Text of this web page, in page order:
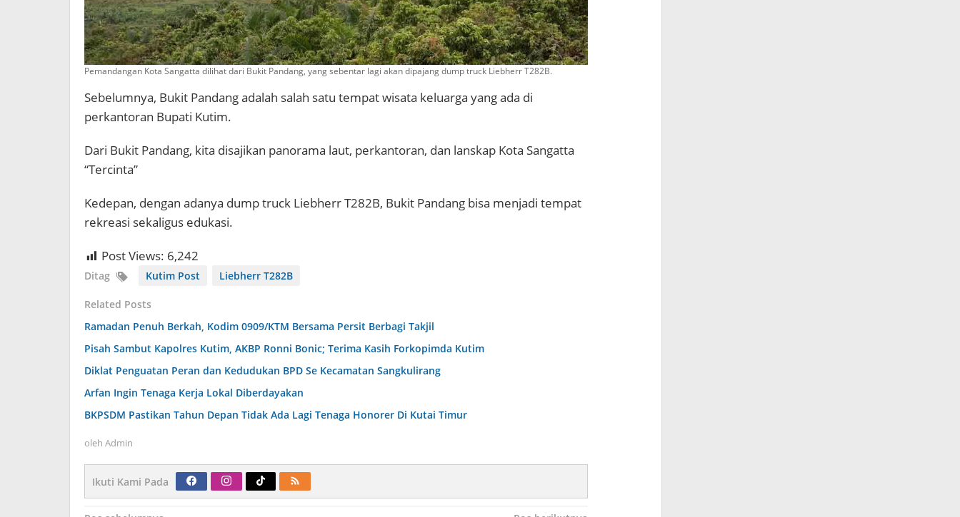
Pemandangan Kota Sangatta dilihat dari Bukit Pandang, yang sebentar lagi akan dipajang dump truck Liebherr T282B.
Sebelumnya, Bukit Pandang adalah salah satu tempat wisata keluarga yang ada di
perkantoran Bupati Kutim.
Dari Bukit Pandang, kita disajikan panorama laut, perkantoran, dan lanskap Kota Sangatta
“Tercinta”
Kedepan, dengan adanya dump truck Liebherr T282B, Bukit Pandang bisa menjadi tempat
rekreasi sekaligus edukasi.
Post Views: 6,242
Ditag Kutim Post Liebherr T282B
Related Posts
Ramadan Penuh Berkah, Kodim 0909/KTM Bersama Persit Berbagi Takjil
Pisah Sambut Kapolres Kutim, AKBP Ronni Bonic; Terima Kasih Forkopimda Kutim
Diklat Penguatan Peran dan Kedudukan BPD Se Kecamatan Sangkulirang
Arfan Ingin Tenaga Kerja Lokal Diberdayakan
BKPSDM Pastikan Tahun Depan Tidak Ada Lagi Tenaga Honorer Di Kutai Timur
oleh Admin
Ikuti Kami Pada